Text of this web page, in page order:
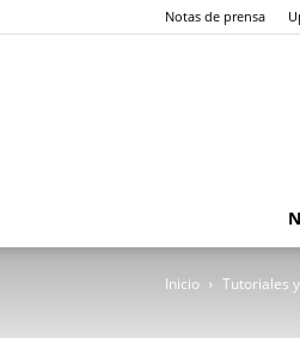
Notas de prensa
Inicio Tutoriales